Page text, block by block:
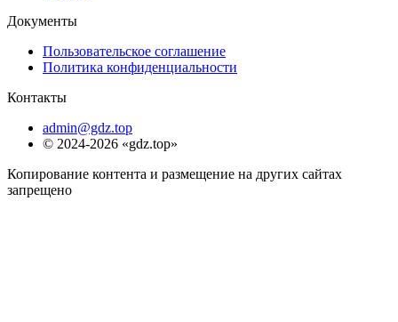
Документы
Пользовательское соглашение
Политика конфиденциальности
Контакты
admin@gdz.top
© 2024-2026 «gdz.top»
Копирование контента и размещение на других сайтах
запрещено